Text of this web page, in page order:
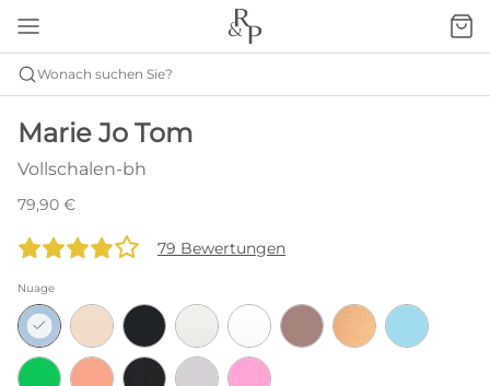
Wonach suchen Sie?
Marie Jo Tom
Vollschalen-bh
79,90 €
79 Bewertungen
Nuage